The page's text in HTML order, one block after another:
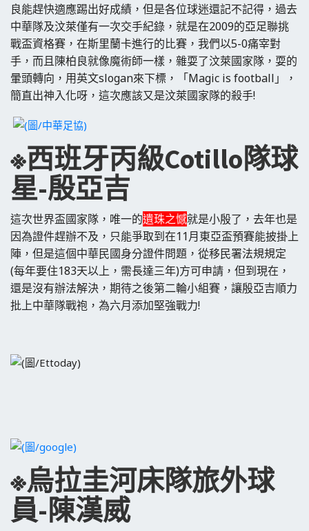
良能趕快適應踢出好成績，但是各位球迷還記不記得，過去
中華隊及汶萊僅有一次交手紀錄，就是在2009的亞足聯挑
戰盃資格賽，在斯里蘭卡進行的比賽，我們以5-0痛宰對
手，而且陳柏良就像魔術師一樣，雜耍了汶萊國家隊，耍的
暈頭轉向，用英文slogan來下標，「Magic is football」，
簡直出神入化呀，這次應該又是汶萊國家隊的殺手!
※西班牙丙級Cotillo隊球
星-殷亞吉
這次世界盃國家隊，唯一的遺珠之憾就是小殷了，去年也是
因為證件趕辦不及，只能爭取到在11月東亞盃預賽能披掛上
陣，但是這個中華民國身分證件問題，從移民署法規規定
(每年要住183天以上，需長達三年)方可申請，但到現在，
還是沒有辦法解決，期待之後第二輪小組賽，讓殷亞吉順力
批上中華隊戰袍，為六月添加堅強戰力!
※烏拉圭河床隊旅外球
員-陳漢威